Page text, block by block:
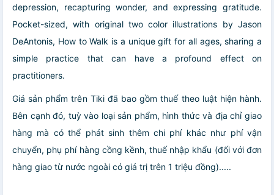
depression, recapturing wonder, and expressing gratitude.
Pocket-sized, with original two color illustrations by Jason
DeAntonis, How to Walk is a unique gift for all ages, sharing a
simple practice that can have a profound effect on
practitioners.
Giá sản phẩm trên Tiki đã bao gồm thuế theo luật hiện hành.
Bên cạnh đó, tuỳ vào loại sản phẩm, hình thức và địa chỉ giao
hàng mà có thể phát sinh thêm chi phí khác như phí vận
chuyển, phụ phí hàng cồng kềnh, thuế nhập khẩu (đối với đơn
hàng giao từ nước ngoài có giá trị trên 1 triệu đồng).....